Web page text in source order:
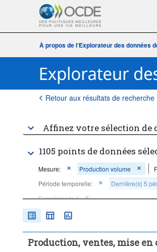
À propos de l‘Explorateur des données
Retour aux résultats de recherche
Affinez votre sélection de
1105 points de données
Mesure: Production volume
Période temporelle:
Dernière(s) 5
Supprimer tout
Production, ventes, mise